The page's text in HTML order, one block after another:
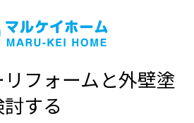
フォームと外壁塗
する